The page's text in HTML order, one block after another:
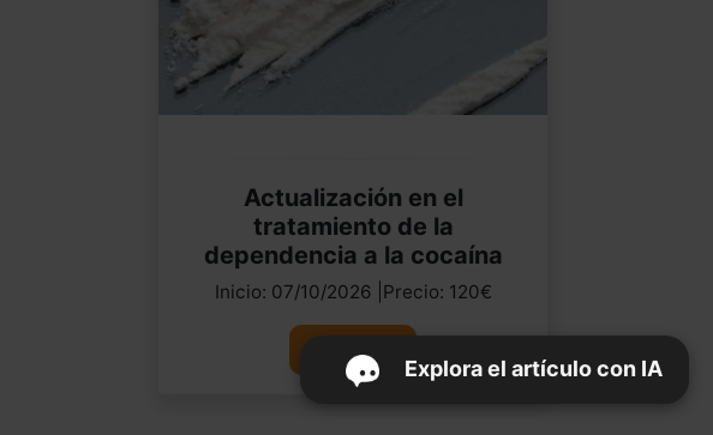
Actualización en el
tratamiento de la
dependencia a la cocaína
Inicio: 07/10/2026 |Precio: 120€
Ver curso
Explora el artículo con IA